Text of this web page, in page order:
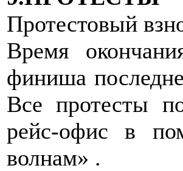
Протестовый
Время
финиша
Все протесты
рейс-офис в
волнам» .